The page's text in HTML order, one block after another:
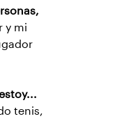
y mi
tenis,